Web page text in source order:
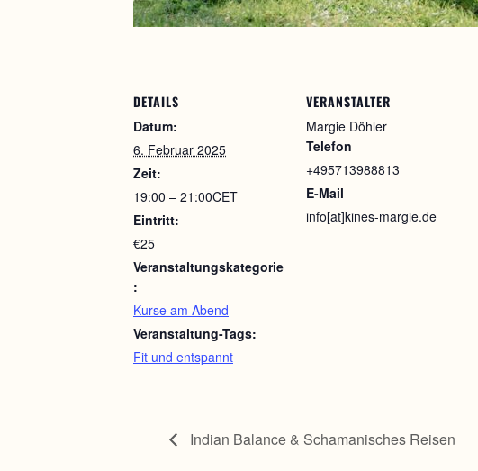
DETAILS
Datum:
6. Februar 2025
Zeit:
19:00 – 21:00CET
Eintritt:
€25
Veranstaltungskategorie
:
Kurse am Abend
Veranstaltung-Tags:
Fit und entspannt
VERANSTALTER
Margie Döhler
Telefon
+495713988813
E-Mail
info[at]kines-margie.de
Indian Balance & Schamanisches Reisen